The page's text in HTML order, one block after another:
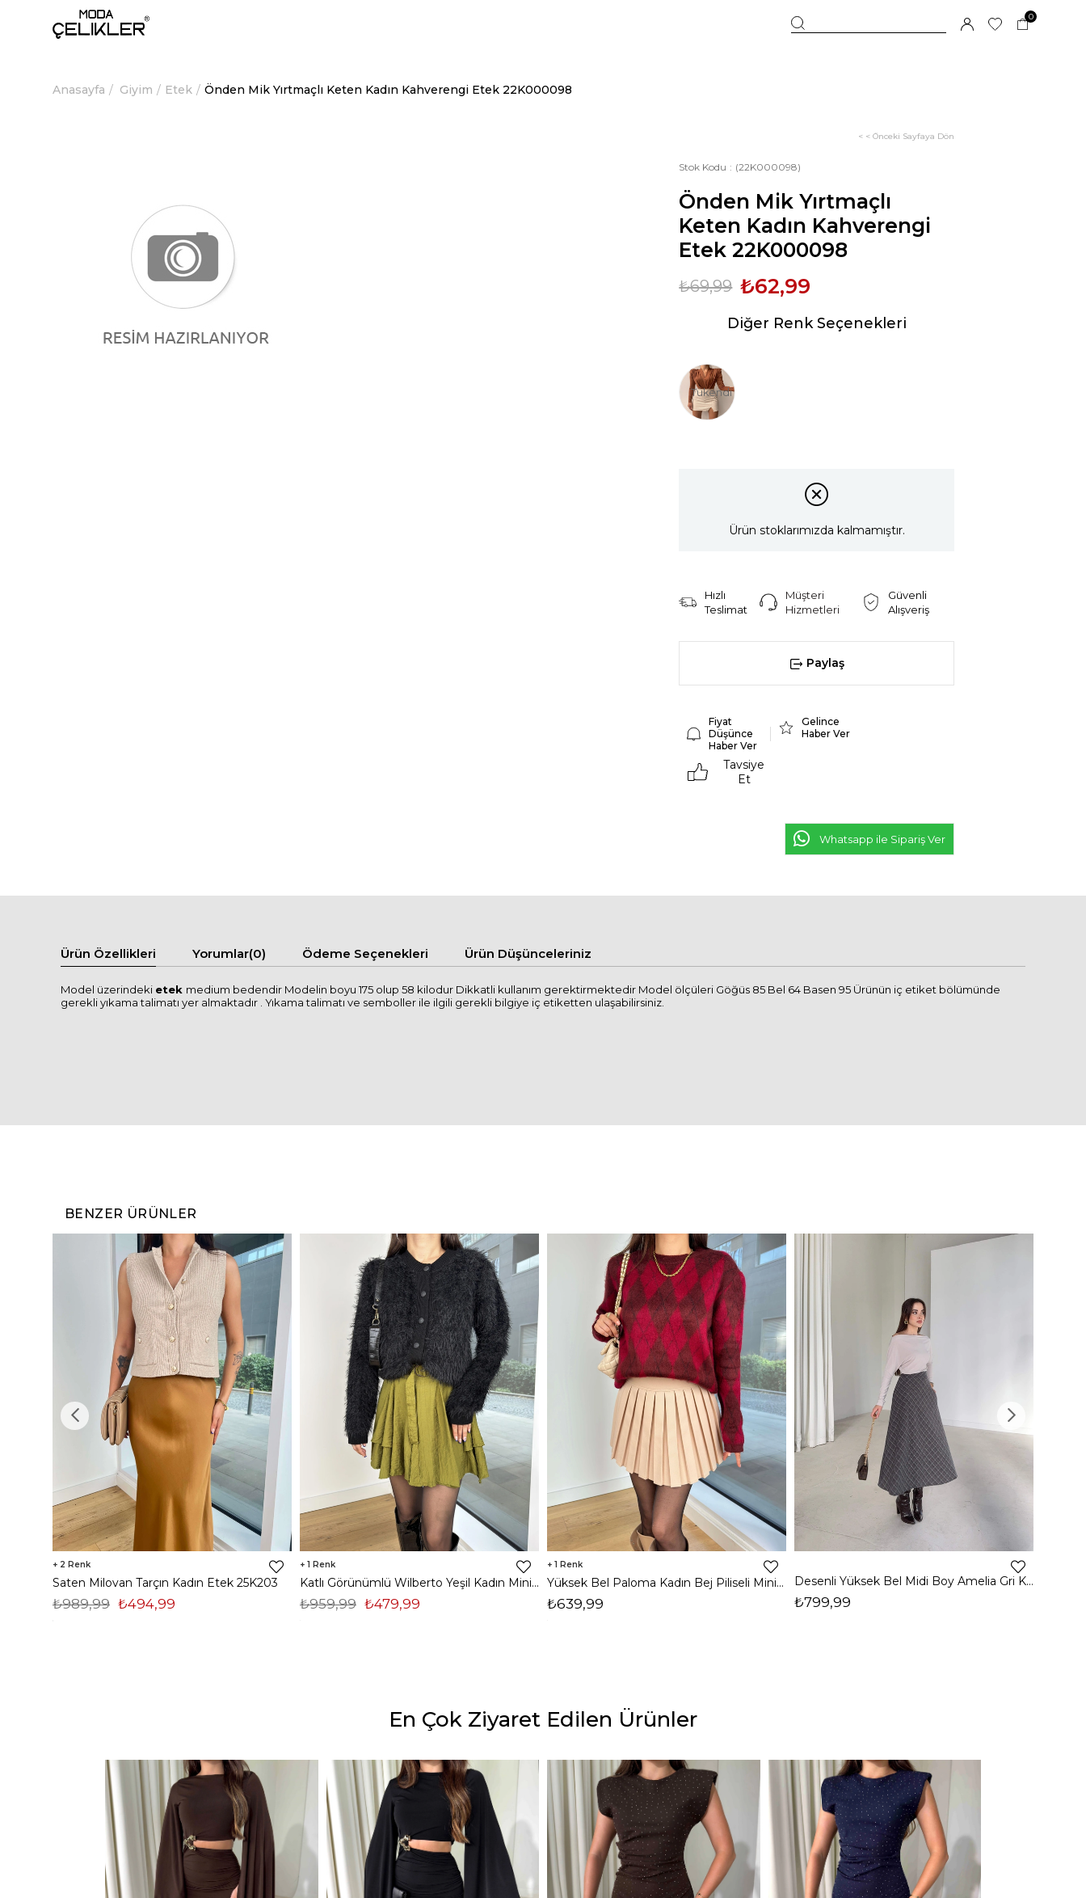
0
Anasayfa Giyim Etek Önden Mik Yırtmaçlı Keten Kadın Kahverengi Etek 22K000098
< < Önceki Sayfaya Dön
Stok Kodu (22K000098)
Önden Mik Yırtmaçlı
Keten Kadın Kahverengi
Etek 22K000098
₺69,99 ₺62,99
Diğer Renk Seçenekleri
Tükendi
Ürün stoklarımızda kalmamıştır.
Hızlı
Teslimat
Müşteri
Hizmetleri
Güvenli
Alışveriş
Paylaş
Fiyat
Düşünce
Haber Ver
Gelince
Haber Ver
Tavsiye
Et
Whatsapp ile Sipariş Ver
Ürün Özellikleri Yorumlar(0) Ödeme Seçenekleri Ürün Düşünceleriniz
Model üzerindeki etek medium bedendir Modelin boyu 175 olup 58 kilodur Dikkatli kullanım gerektirmektedir Model ölçüleri Göğüs 85 Bel 64 Basen 95 Ürünün iç etiket bölümünde
gerekli yıkama talimatı yer almaktadır . Yıkama talimatı ve semboller ile ilgili gerekli bilgiye iç etiketten ulaşabilirsiniz.
BENZER ÜRÜNLER
2
Saten Milovan Tarçın Kadın Etek 25K203
₺494,99
₺989,99
1
Katlı Görünümlü Wilberto Yeşil Kadın Mini Etek 25K153
₺479,99
₺959,99
1
Yüksek Bel Paloma Kadın Bej Piliseli Mini Etek 24k412
₺639,99
Desenli Yüksek Bel Midi Boy Amelia Gri Kadın Etek 26K365
₺799,99
En Çok Ziyaret Edilen Ürünler